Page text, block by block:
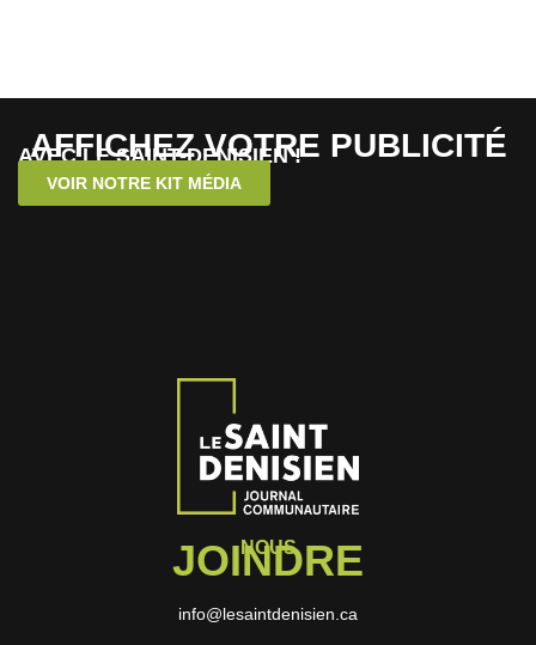
AFFICHEZ VOTRE PUBLICITÉ
AVEC LE SAINT-DENISIEN !
VOIR NOTRE KIT MÉDIA
NOUS
JOINDRE
info@lesaintdenisien.ca